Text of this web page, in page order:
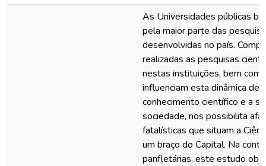
As Universidades públicas
pela maior parte das
desenvolvidas no país.
realizadas as pesquisas
nestas instituições, bem
influenciam esta dinâmica de
conhecimento científico e a
sociedade, nos possibilita
fatalísticas que situam a
um braço do Capital. Na
panfletárias, este estudo